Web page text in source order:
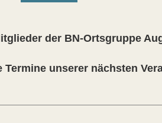
der BN-Ortsgruppe
unserer nächsten